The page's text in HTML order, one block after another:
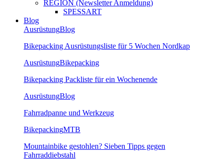
REGION (Newsletter Anmeldung)
SPESSART
Blog
AusrüstungBlog
Bikepacking Ausrüstungsliste für 5 Wochen Nordkap
AusrüstungBikepacking
Bikepacking Packliste für ein Wochenende
AusrüstungBlog
Fahrradpanne und Werkzeug
BikepackingMTB
Mountainbike gestohlen? Sieben Tipps gegen
Fahrraddiebstahl